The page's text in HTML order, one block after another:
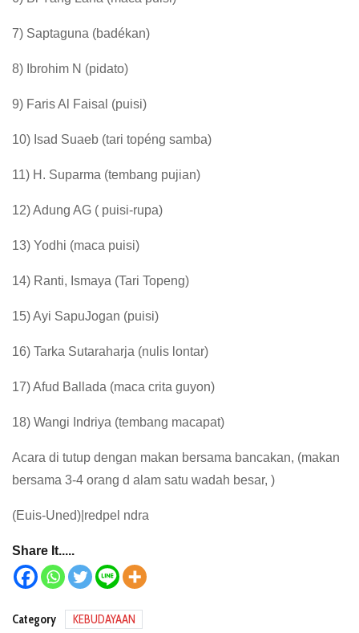
7) Saptaguna (badékan)
8) Ibrohim N (pidato)
9) Faris Al Faisal (puisi)
10) Isad Suaeb (tari topéng samba)
11) H. Suparma (tembang pujian)
12) Adung AG ( puisi-rupa)
13) Yodhi (maca puisi)
14) Ranti, Ismaya (Tari Topeng)
15) Ayi SapuJogan (puisi)
16) Tarka Sutaraharja (nulis lontar)
17) Afud Ballada (maca crita guyon)
18) Wangi Indriya (tembang macapat)
Acara di tutup dengan makan bersama bancakan, (makan
bersama 3-4 orang d alam satu wadah besar, )
(Euis-Uned)|redpel ndra
Share It.....
Category KEBUDAYAAN